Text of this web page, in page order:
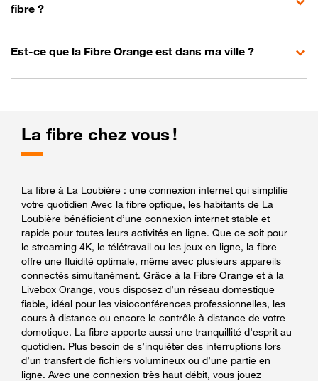
fibre ?
Est-ce que la Fibre Orange est dans ma ville ?
La fibre chez vous !
La fibre à La Loubière : une connexion internet qui simplifie
votre quotidien Avec la fibre optique, les habitants de La
Loubière bénéficient d’une connexion internet stable et
rapide pour toutes leurs activités en ligne. Que ce soit pour
le streaming 4K, le télétravail ou les jeux en ligne, la fibre
offre une fluidité optimale, même avec plusieurs appareils
connectés simultanément. Grâce à la Fibre Orange et à la
Livebox Orange, vous disposez d’un réseau domestique
fiable, idéal pour les visioconférences professionnelles, les
cours à distance ou encore le contrôle à distance de votre
domotique. La fibre apporte aussi une tranquillité d’esprit au
quotidien. Plus besoin de s’inquiéter des interruptions lors
d’un transfert de fichiers volumineux ou d’une partie en
ligne. Avec une connexion très haut débit, vous jouez